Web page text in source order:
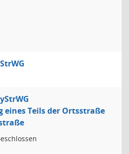
eines Teils der Ortsstraße